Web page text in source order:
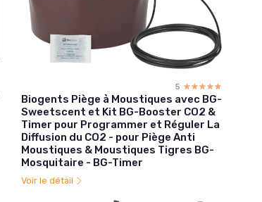
5 ☆☆☆☆☆
★★★★★
Biogents Piège à Moustiques avec BG-
Sweetscent et Kit BG-Booster CO2 &
Timer pour Programmer et Réguler La
Diffusion du CO2 - pour Piège Anti
Moustiques & Moustiques Tigres BG-
Mosquitaire - BG-Timer
Voir le détail